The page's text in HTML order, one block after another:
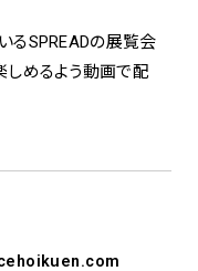
るSPREADの展覧会
しめるよう動画で配